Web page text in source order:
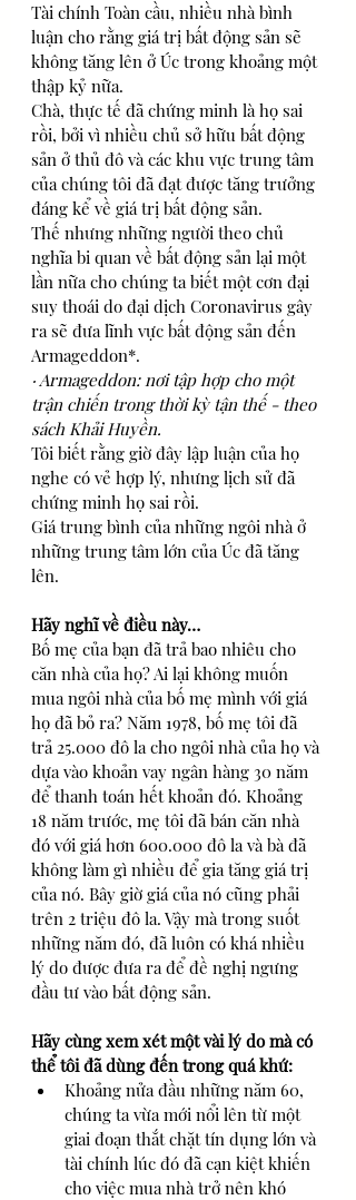
Tài chính Toàn cầu, nhiều nhà bình
luận cho rằng giá trị bất động sản sẽ
không tăng lên ở Úc trong khoảng một
thập kỷ nữa.
Chà, thực tế đã chứng minh là họ sai
rồi, bởi vì nhiều chủ sở hữu bất động
sản ở thủ đô và các khu vực trung tâm
của chúng tôi đã đạt được tăng trưởng
đáng kể về giá trị bất động sản.
Thế nhưng những người theo chủ
nghĩa bi quan về bất động sản lại một
lần nữa cho chúng ta biết một cơn đại
suy thoái do đại dịch Coronavirus gây
ra sẽ đưa lĩnh vực bất động sản đến
Armageddon*.
· Armageddon: nơi tập hợp cho một
trận chiến trong thời kỳ tận thế - theo
sách Khải Huyền.
Tôi biết rằng giờ đây lập luận của họ
nghe có vẻ hợp lý, nhưng lịch sử đã
chứng minh họ sai rồi.
Giá trung bình của những ngôi nhà ở
những trung tâm lớn của Úc đã tăng
lên.
Hãy nghĩ về điều này…
Bố mẹ của bạn đã trả bao nhiêu cho
căn nhà của họ? Ai lại không muốn
mua ngôi nhà của bố mẹ mình với giá
họ đã bỏ ra? Năm 1978, bố mẹ tôi đã
trả 25.000 đô la cho ngôi nhà của họ và
dựa vào khoản vay ngân hàng 30 năm
để thanh toán hết khoản đó. Khoảng
18 năm trước, mẹ tôi đã bán căn nhà
đó với giá hơn 600.000 đô la và bà đã
không làm gì nhiều để gia tăng giá trị
của nó. Bây giờ giá của nó cũng phải
trên 2 triệu đô la. Vậy mà trong suốt
những năm đó, đã luôn có khá nhiều
lý do được đưa ra để đề nghị ngưng
đầu tư vào bất động sản.
Hãy cùng xem xét một vài lý do mà có
thể tôi đã dùng đến trong quá khứ:
Khoảng nửa đầu những năm 60,
chúng ta vừa mới nổi lên từ một
giai đoạn thắt chặt tín dụng lớn và
tài chính lúc đó đã cạn kiệt khiến
cho việc mua nhà trở nên khó